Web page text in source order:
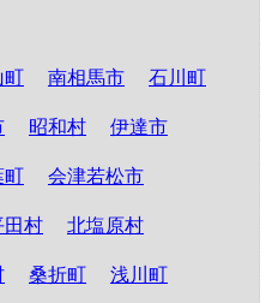
町 南相馬市 石川町
昭和村 伊達市
町 会津若松市
田村 北塩原村
桑折町 浅川町